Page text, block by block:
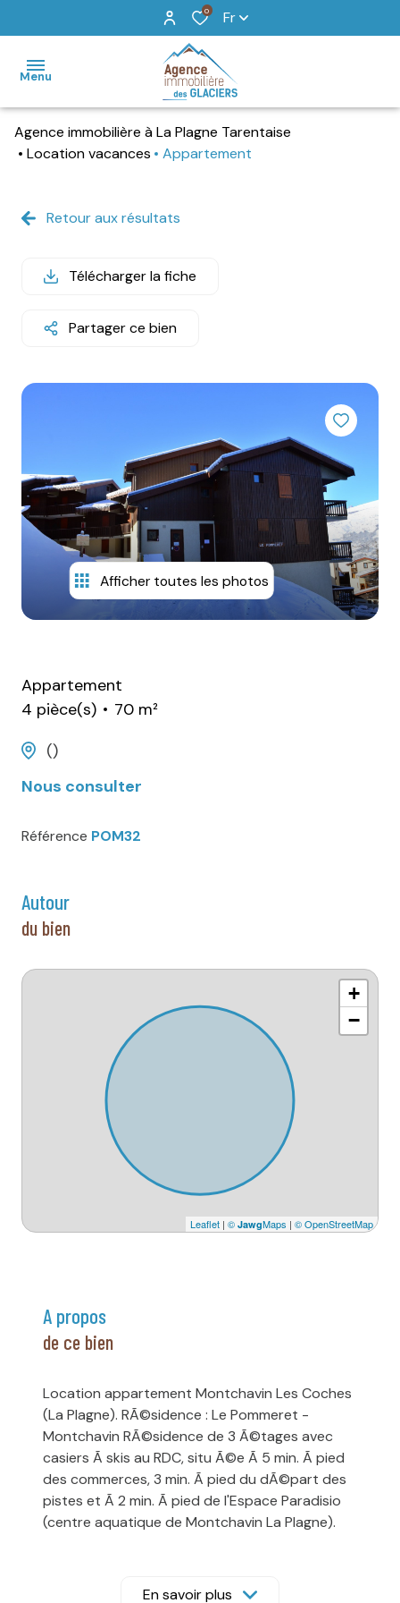
0 Fr
Menu
accueil
de
vente
détaillée
agence
estimation
contact
Agence immobilière à La Plagne Tarentaise
Location vacances
Appartement
Retour aux résultats
Télécharger la fiche
Partager ce bien
Afficher toutes les photos
Appartement
4 pièce(s)
70 m²
()
Nous consulter
Référence POM32
autour
du bien
+
−
Leaflet | © JawgMaps | © OpenStreetMap
a propos
de ce bien
Location appartement Montchavin Les Coches
(La Plagne). RÃ©sidence : Le Pommeret -
Montchavin RÃ©sidence de 3 Ã©tages avec
casiers Ã skis au RDC, situ Ã©e Ã 5 min. Ã pied
des commerces, 3 min. Ã pied du dÃ©part des
pistes et Ã 2 min. Ã pied de l'Espace Paradisio
(centre aquatique de Montchavin La Plagne).
en grande partie rÃ©novÃ©, Ã©quipÃ© pour
En savoir plus